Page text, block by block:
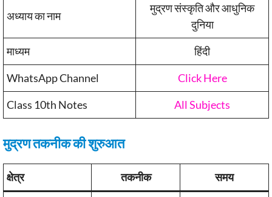
अध्याय का नाम
मुद्रण संस्कृति और आधुनिक
दुनिया
माध्यम
हिंदी
WhatsApp Channel
Click Here
Class 10th Notes
All Subjects
मुद्रण तकनीक की शुरुआत
क्षेत्र तकनीक समय